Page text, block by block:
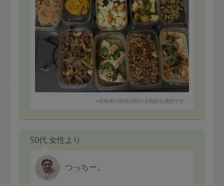
※依頼者の依頼当時の主観的な感想です。
50代 女性より
つっちー。